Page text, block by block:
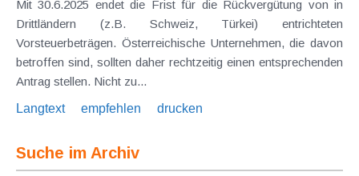
Mit 30.6.2025 endet die Frist für die Rückvergütung von in
Drittländern (z.B. Schweiz, Türkei) entrichteten
Vorsteuerbeträgen. Österreichische Unternehmen, die davon
betroffen sind, sollten daher rechtzeitig einen entsprechenden
Antrag stellen. Nicht zu...
Langtext
empfehlen drucken
Suche im Archiv